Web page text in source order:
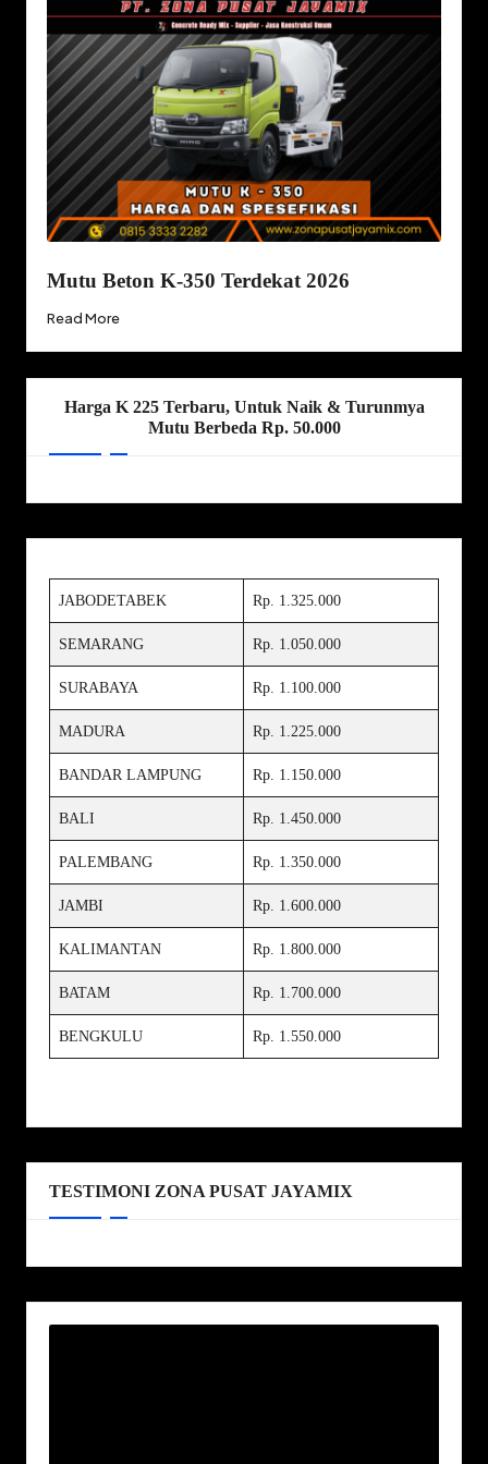
Mutu Beton K-350 Terdekat 2026
Read More
Harga K 225 Terbaru, Untuk Naik & Turunmya
Mutu Berbeda Rp. 50.000
JABODETABEK Rp. 1.325.000
SEMARANG Rp. 1.050.000
SURABAYA Rp. 1.100.000
MADURA Rp. 1.225.000
BANDAR LAMPUNG Rp. 1.150.000
BALI Rp. 1.450.000
PALEMBANG Rp. 1.350.000
JAMBI Rp. 1.600.000
KALIMANTAN Rp. 1.800.000
BATAM Rp. 1.700.000
BENGKULU Rp. 1.550.000
TESTIMONI ZONA PUSAT JAYAMIX